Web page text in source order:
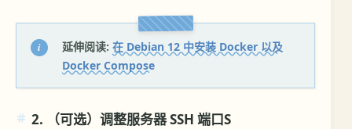
延伸阅读: 在 Debian 12 中安装 Docker 以及
Docker Compose
2. （可选）调整服务器 SSH 端口S